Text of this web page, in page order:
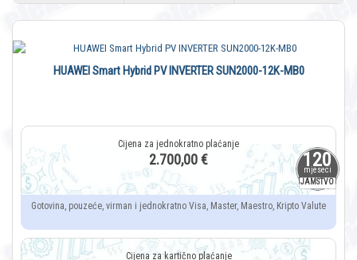
120
mjeseci
JAMSTVO
HUAWEI Smart Hybrid PV INVERTER SUN2000-12K-MB0
2.700,00 €
Gotovina, pouzeće, virman i jednokratno Visa, Master, Maestro, Kripto Valute